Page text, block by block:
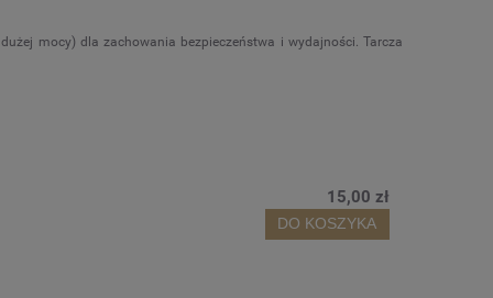
mocy) dla zachowania bezpieczeństwa i wydajności. ­­­Tarcza
15,00 zł
DO KOSZYKA